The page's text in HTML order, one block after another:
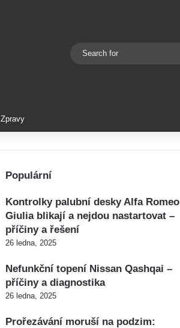
Switch skin
Zpravy
Populární
Kontrolky palubní desky Alfa Romeo
Giulia blikají a nejdou nastartovat –
příčiny a řešení
26 ledna, 2025
Nefunkční topení Nissan Qashqai –
příčiny a diagnostika
26 ledna, 2025
Prořezávání moruší na podzim: